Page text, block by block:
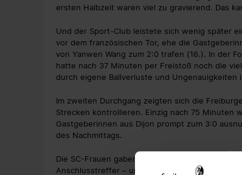
ersten Halbzeit waren viel zu gravierend. Das
Und der Sport-Club leistete sich wenig später
vor dem französischen Tor, ehe die
von Yanwen Wang zum 2:0 trafen (16.). In der
hatte nach 37 Minuten per Freistoß noch die
durch eigene Ballverluste und Ungenauigkeiten
Im zweiten Durchgang zeigten sich die
Strecken kontrollieren. Einzig nach 75 Minuten
Gastgeberinnen aus Dijon prompt zum 3:0
des Nachmittags.
Die SC-Frauen gaben sich aber auch kurz vor
Anschlusstreffer – und das sollte sich auch